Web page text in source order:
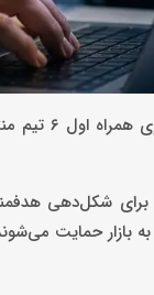
در چارچوب مدل
برای شکل‌دهی
حمایت